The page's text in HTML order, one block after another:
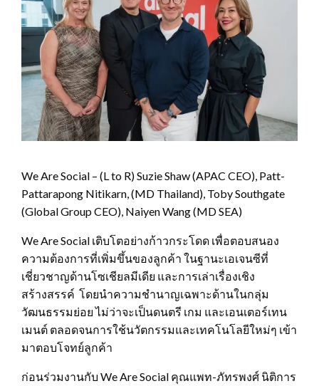
We Are Social – (L to R) Suzie Shaw (APAC CEO), Patt-
Pattarapong Nitikarn, (MD Thailand), Toby Southgate
(Global Group CEO), Naiyen Wang (MD SEA)
We Are Social เติบโตอย่างก้าวกระโดด เพื่อตอบสนอง
ความต้องการที่เพิ่มขึ้นของลูกค้า ในฐานะเอเจนซีที่
เชี่ยวชาญด้านโซเชียลมีเดีย และการเล่าเรื่องเชิง
สร้างสรรค์ โดยนำความชำนาญเฉพาะด้านในกลุ่ม
วัฒนธรรมย่อย ไม่ว่าจะเป็นดนตรี เกม และเอนเตอร์เทน
เมนต์ ตลอดจนการใช้นวัตกรรมและเทคโนโลยีใหม่ๆ เข้า
มาตอบโจทย์ลูกค้า
ก่อนร่วมงานกับ We Are Social คุณแพท-ภัทรพงศ์ นิติการ